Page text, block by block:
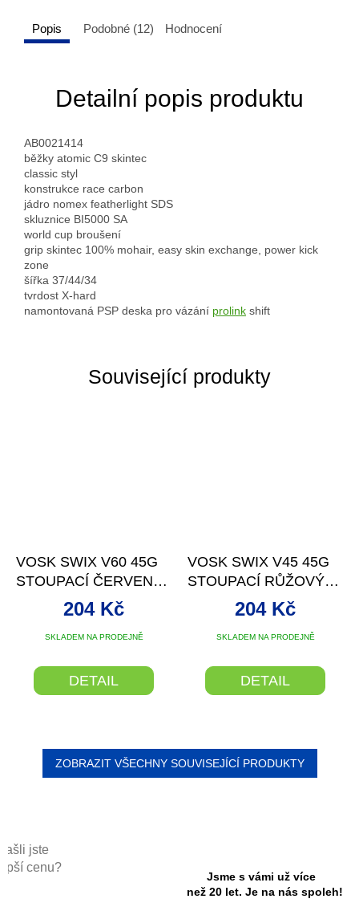
jste
cenu?
Jsme s vámi už více
než 20 let. Je na nás spoleh!
Související produkty
VOSK SWIX V60 45G
STOUPACÍ ČERVENÝ
SKLADEM NA PRODEJNĚ
204 Kč
DETAIL
VOSK SWIX V45 45G
STOUPACÍ RŮŽOVÝ
SPECIAL 0/-3°C
SKLADEM NA PRODEJNĚ
204 Kč
DETAIL
ZOBRAZIT VŠECHNY SOUVISEJÍCÍ PRODUKTY
Popis Podobné (12) Hodnocení
Detailní popis produktu
AB0021414
běžky atomic C9 skintec
classic styl
konstrukce race carbon
jádro nomex featherlight SDS
skluznice BI5000 SA
world cup broušení
grip skintec 100% mohair, easy skin exchange, power kick
zone
šířka 37/44/34
tvrdost X-hard
namontovaná PSP deska pro vázání prolink shift